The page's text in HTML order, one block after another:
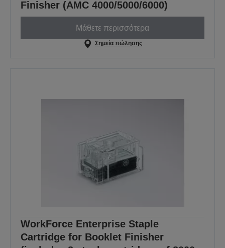
Finisher (AMC 4000/5000/6000)
Μάθετε περισσότερα
Σημεία πώλησης
WorkForce Enterprise Staple
Cartridge for Booklet Finisher